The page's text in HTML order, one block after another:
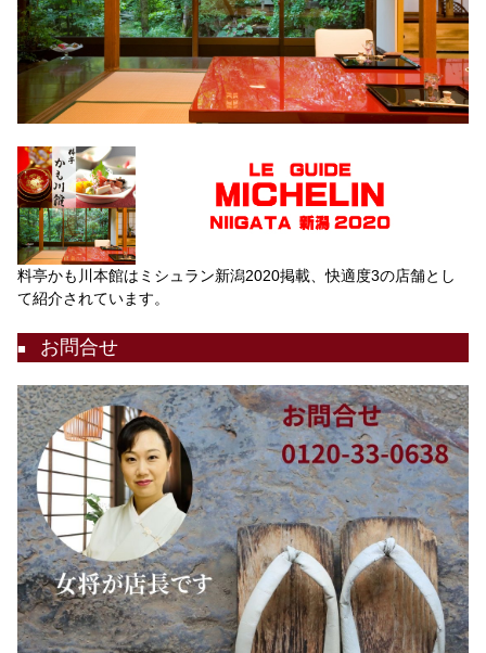
料亭かも川本館はミシュラン新潟2020掲載、快適度3の店舗とし
て紹介されています。
■ お問合せ